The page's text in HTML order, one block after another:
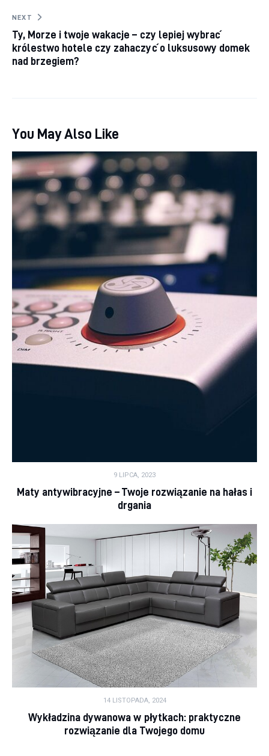
NEXT
Ty, Morze i twoje wakacje – czy lepiej wybrać
królestwo hotele czy zahaczyć o luksusowy domek
nad brzegiem?
You May Also Like
9 LIPCA, 2023
Maty antywibracyjne – Twoje rozwiązanie na hałas i
drgania
14 LISTOPADA, 2024
Wykładzina dywanowa w płytkach: praktyczne
rozwiązanie dla Twojego domu